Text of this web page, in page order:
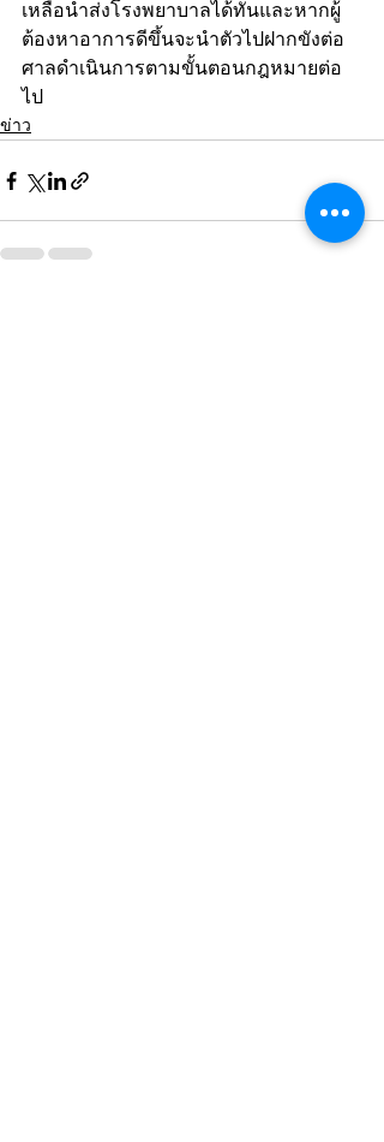
เหลือนำส่งโรงพยาบาลได้ทันและหากผู้
ต้องหาอาการดีขึ้นจะนำตัวไปฝากขังต่อ
ศาลดำเนินการตามขั้นตอนกฎหมายต่อ
ไป
ข่าว